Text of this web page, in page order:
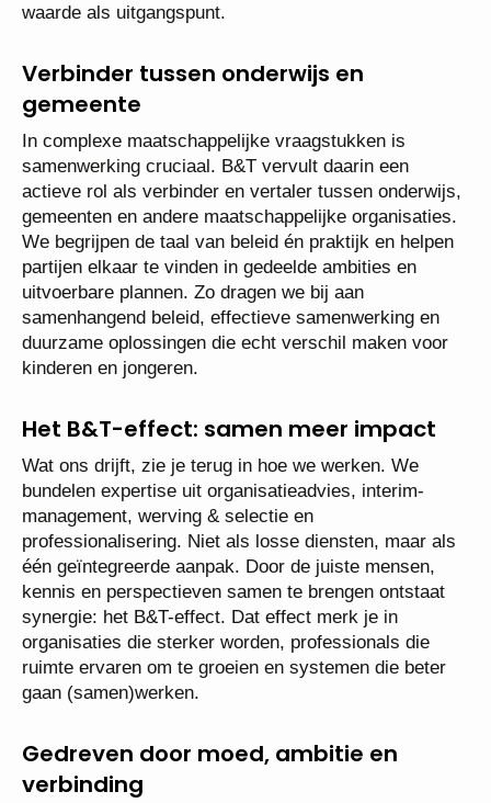
waarde als uitgangspunt.
Verbinder tussen onderwijs en
gemeente
In complexe maatschappelijke vraagstukken is
samenwerking cruciaal. B&T vervult daarin een
actieve rol als verbinder en vertaler tussen onderwijs,
gemeenten en andere maatschappelijke organisaties.
We begrijpen de taal van beleid én praktijk en helpen
partijen elkaar te vinden in gedeelde ambities en
uitvoerbare plannen. Zo dragen we bij aan
samenhangend beleid, effectieve samenwerking en
duurzame oplossingen die echt verschil maken voor
kinderen en jongeren.
Het B&T-effect: samen meer impact
Wat ons drijft, zie je terug in hoe we werken. We
bundelen expertise uit organisatieadvies, interim-
management, werving & selectie en
professionalisering. Niet als losse diensten, maar als
één geïntegreerde aanpak. Door de juiste mensen,
kennis en perspectieven samen te brengen ontstaat
synergie: het B&T-effect. Dat effect merk je in
organisaties die sterker worden, professionals die
ruimte ervaren om te groeien en systemen die beter
gaan (samen)werken.
Gedreven door moed, ambitie en
verbinding